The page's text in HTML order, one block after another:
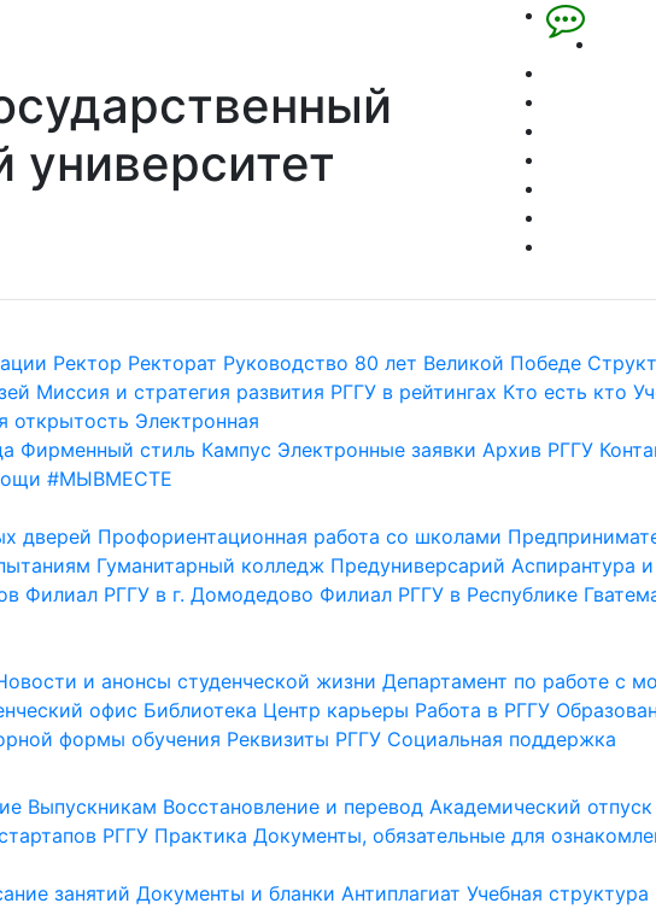
университет
Ректор Ректорат Руководство 80 лет Великой Победе
Миссия и стратегия развития РГГУ в рейтингах Кто есть кто
открытость Электронная
Фирменный стиль Кампус Электронные заявки Архив РГГУ
#МЫВМЕСТЕ
дверей Профориентационная работа со школами
Гуманитарный колледж Предуниверсарий Аспирантура
Филиал РГГУ в г. Домодедово Филиал РГГУ в Республике
и анонсы студенческой жизни Департамент по работе с
офис Библиотека Центр карьеры Работа в РГГУ
формы обучения Реквизиты РГГУ Социальная поддержка
Выпускникам Восстановление и перевод Академический отпуск
РГГУ Практика Документы, обязательные для
занятий Документы и бланки Антиплагиат Учебная структура